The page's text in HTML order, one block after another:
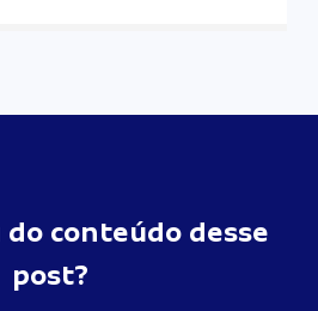
do conteúdo desse
post?